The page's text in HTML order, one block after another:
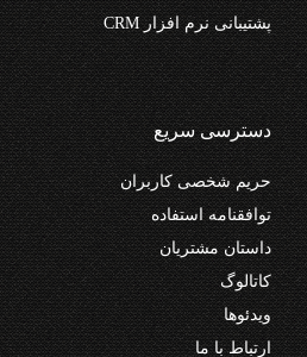
پشتیبانی نرم افزار CRM
دسترسی سریع
حریم شخصی کاربران
توافقنامه استفاده
داستان مشتریان
کاتالوگ
ویدئوها
ارتباط با ما